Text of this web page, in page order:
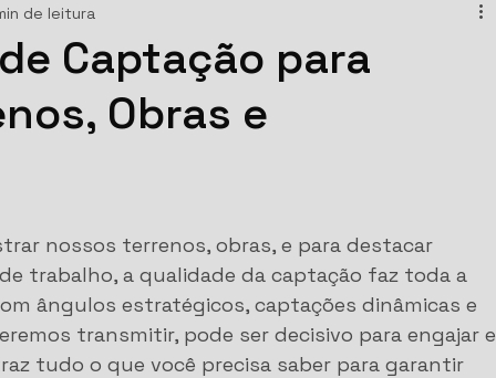
Captação para
Obras e
de leitura
nossos terrenos, obras, e para destacar
trabalho, a qualidade da captação faz toda a
ângulos estratégicos, captações dinâmicas e
transmitir, pode ser decisivo para engajar e
tudo o que você precisa saber para garantir